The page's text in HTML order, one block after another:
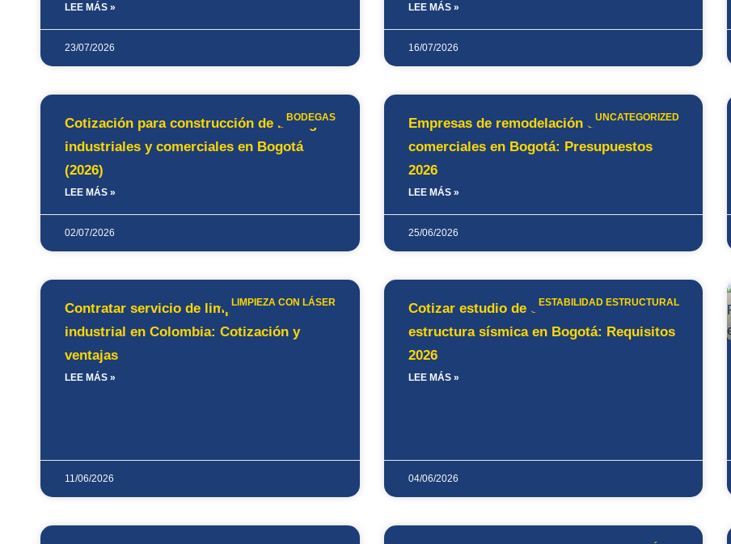
LEE MÁS »
23/07/2026
LEE MÁS »
16/07/2026
BODEGAS
Cotización para construcción de bodegas
industriales y comerciales en Bogotá
(2026)
LEE MÁS »
02/07/2026
UNCATEGORIZED
Empresas de remodelación de locales
comerciales en Bogotá: Presupuestos
2026
LEE MÁS »
25/06/2026
LIMPIEZA CON LÁSER
Contratar servicio de limpieza láser
industrial en Colombia: Cotización y
ventajas
LEE MÁS »
11/06/2026
ESTABILIDAD ESTRUCTURAL
Cotizar estudio de estabilidad de
estructura sísmica en Bogotá: Requisitos
2026
LEE MÁS »
04/06/2026